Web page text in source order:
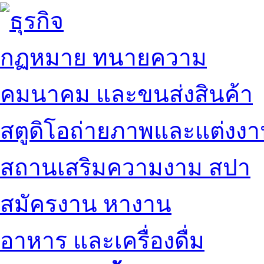
กฏหมาย ทนายความ
คมนาคม และขนส่งสินค้า
สตูดิโอถ่ายภาพและแต่งง
สถานเสริมความงาม สปา
สมัครงาน หางาน
อาหาร และเครื่องดื่ม